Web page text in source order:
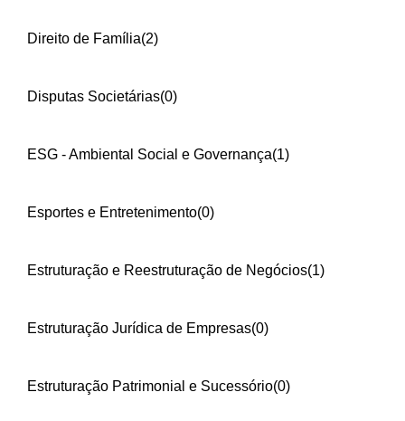
Direito de Família(2)
Disputas Societárias(0)
ESG - Ambiental Social e Governança(1)
Esportes e Entretenimento(0)
Estruturação e Reestruturação de Negócios(1)
Estruturação Jurídica de Empresas(0)
Estruturação Patrimonial e Sucessório(0)